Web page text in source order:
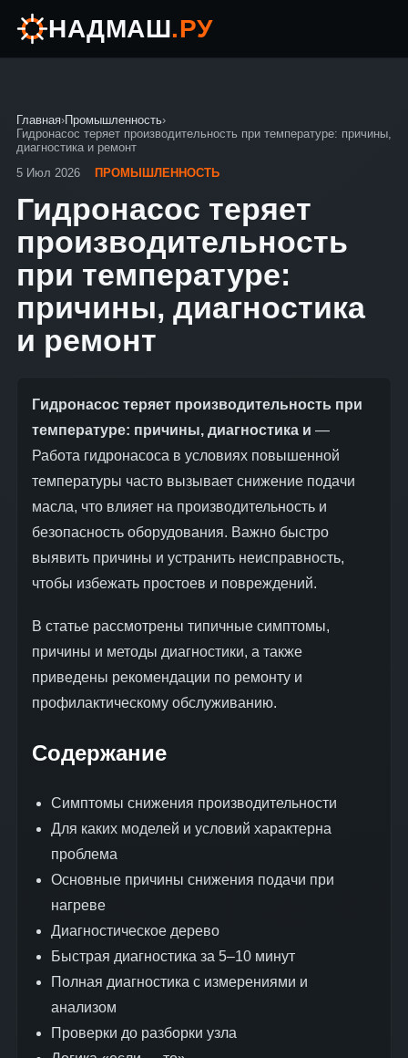
НАДМАШ.РУ
Главная›Промышленность›
Гидронасос теряет производительность при температуре: причины,
диагностика и ремонт
5 Июл 2026
ПРОМЫШЛЕННОСТЬ
Гидронасос теряет
производительность
при температуре:
причины, диагностика
и ремонт
Гидронасос теряет производительность при
температуре: причины, диагностика и —
Работа гидронасоса в условиях повышенной
температуры часто вызывает снижение подачи
масла, что влияет на производительность и
безопасность оборудования. Важно быстро
выявить причины и устранить неисправность,
чтобы избежать простоев и повреждений.
В статье рассмотрены типичные симптомы,
причины и методы диагностики, а также
приведены рекомендации по ремонту и
профилактическому обслуживанию.
Содержание
Симптомы снижения производительности
Для каких моделей и условий характерна
проблема
Основные причины снижения подачи при
нагреве
Диагностическое дерево
Быстрая диагностика за 5–10 минут
Полная диагностика с измерениями и
анализом
Проверки до разборки узла